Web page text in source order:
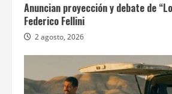
Anuncian proyección y debate de
Federico Fellini
2 agosto, 2026